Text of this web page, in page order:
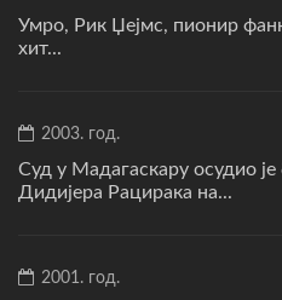
Умро, Рик Џејмс, пионир фанк
хит...
2003. год.
Суд у Мадагаскару осудио
Дидијера Рацирака на...
2001. год.